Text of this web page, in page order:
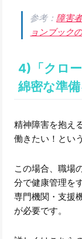
参考：障害
ョンブック
4)「クロ
綿密な準備
精神障害を抱え
働きたい！とい
この場合、職場
分で健康管理を
専門機関・支援
が必要です。